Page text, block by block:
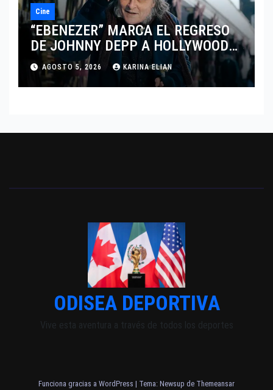
Cine
“EBENEZER” MARCA EL REGRESO
DE JOHNNY DEPP A HOLLYWOOD
TRAS SU PASO POR EL CINE
INDEPENDIENTE EUROPEO
AGOSTO 5, 2026 KARINA ELIAN
ODISEA DEPORTIVA
Vive esta aventura a través de todos los deportes
Funciona gracias a WordPress | Tema: Newsup de Themeansar